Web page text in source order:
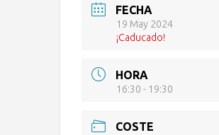
FECHA
19 May 2024
¡Caducado!
HORA
16:30 - 19:30
COSTE